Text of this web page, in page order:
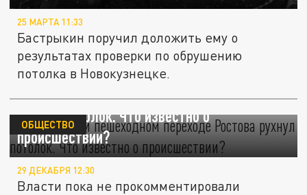
25 МАРТА 11:33
Бастрыкин поручил доложить ему о
результатах проверки по обрушению
потолка в Новокузнецке.
В подземном пешеходном переходе Ростова
рухнул потолок. Что известно о
происшествии?
ОБЩЕСТВО
29 ДЕКАБРЯ 12:30
Власти пока не прокомментировали